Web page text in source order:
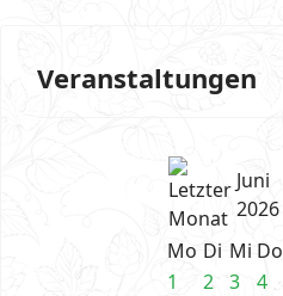
Veranstaltungen
Juni
2026
Mo Di Mi Do
1
2 3 4